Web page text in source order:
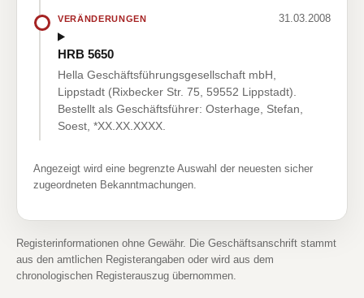
VERÄNDERUNGEN 31.03.2008
HRB 5650
Hella Geschäftsführungsgesellschaft mbH,
Lippstadt (Rixbecker Str. 75, 59552 Lippstadt).
Bestellt als Geschäftsführer: Osterhage, Stefan,
Soest, *XX.XX.XXXX.
Angezeigt wird eine begrenzte Auswahl der neuesten sicher
zugeordneten Bekanntmachungen.
Registerinformationen ohne Gewähr. Die Geschäftsanschrift stammt
aus den amtlichen Registerangaben oder wird aus dem
chronologischen Registerauszug übernommen.